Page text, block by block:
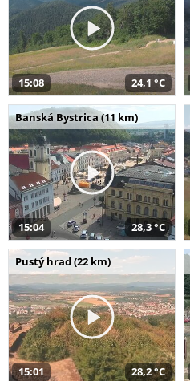
15:08 24,1 °C
Banská Bystrica (11 km)
15:04 28,3 °C
Pustý hrad (22 km)
15:01 28,2 °C